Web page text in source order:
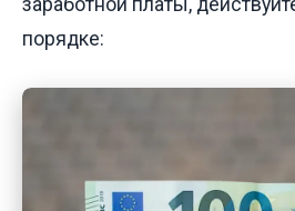
заработной платы,
порядке: